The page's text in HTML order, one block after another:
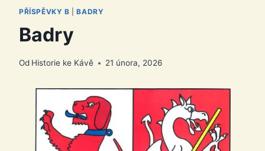
PŘÍSPĚVKY B |BADRY
Badry
Od Historie ke Kávě 21 února, 2026